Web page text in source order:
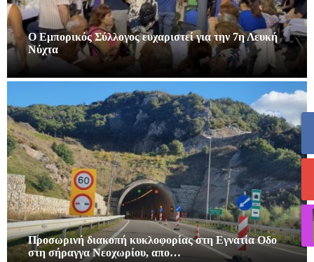
Ο Εμπορικός Σύλλογος ευχαριστεί για την 7η Λευκή
Νύχτα
Προσωρινή διακοπή κυκλοφορίας στη Εγνατία Οδο
στη σήραγγα Νεοχωρίου, απο…